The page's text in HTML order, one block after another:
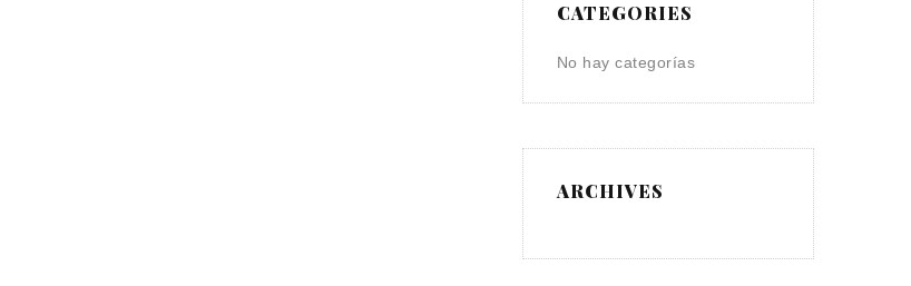
CATEGORIES
No hay categorías
ARCHIVES